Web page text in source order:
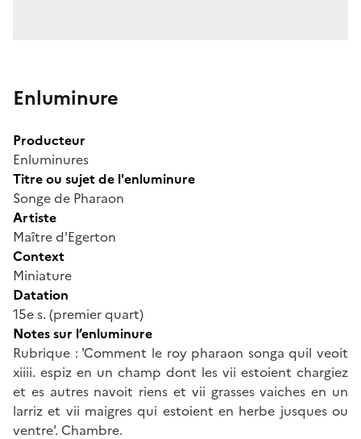
Enluminure
Producteur
Enluminures
Titre ou sujet de l'enluminure
Songe de Pharaon
Artiste
Maître d'Egerton
Context
Miniature
Datation
15e s. (premier quart)
Notes sur l’enluminure
Rubrique : 'Comment le roy pharaon songa quil veoit
xiiii. espiz en un champ dont les vii estoient chargiez
et es autres navoit riens et vii grasses vaiches en un
larriz et vii maigres qui estoient en herbe jusques ou
ventre'. Chambre.